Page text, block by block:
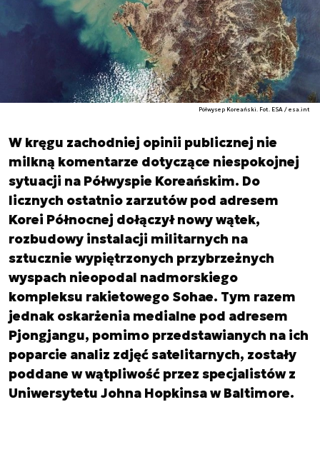
Półwysep Koreański. Fot. ESA / esa.int
W kręgu zachodniej opinii publicznej nie
milkną komentarze dotyczące niespokojnej
sytuacji na Półwyspie Koreańskim. Do
licznych ostatnio zarzutów pod adresem
Korei Północnej dołączył nowy wątek,
rozbudowy instalacji militarnych na
sztucznie wypiętrzonych przybrzeżnych
wyspach nieopodal nadmorskiego
kompleksu rakietowego Sohae. Tym razem
jednak oskarżenia medialne pod adresem
Pjongjangu, pomimo przedstawianych na ich
poparcie analiz zdjęć satelitarnych, zostały
poddane w wątpliwość przez specjalistów z
Uniwersytetu Johna Hopkinsa w Baltimore.